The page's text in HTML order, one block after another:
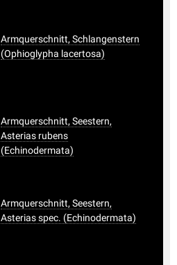
Armquerschnitt, Schlangenstern
(Ophioglypha lacertosa)
Armquerschnitt, Seestern,
Asterias rubens
(Echinodermata)
Armquerschnitt, Seestern,
Asterias spec. (Echinodermata)